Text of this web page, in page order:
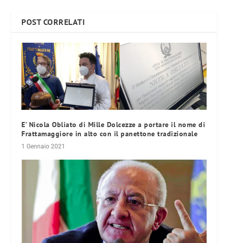
POST CORRELATI
E’ Nicola Obliato di Mille Dolcezze a portare il nome di
Frattamaggiore in alto con il panettone tradizionale
1 Gennaio 2021